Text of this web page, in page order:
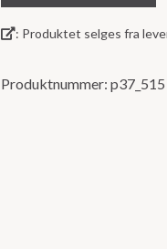
5 : Produktet selges fra
Produktnummer:p37_515